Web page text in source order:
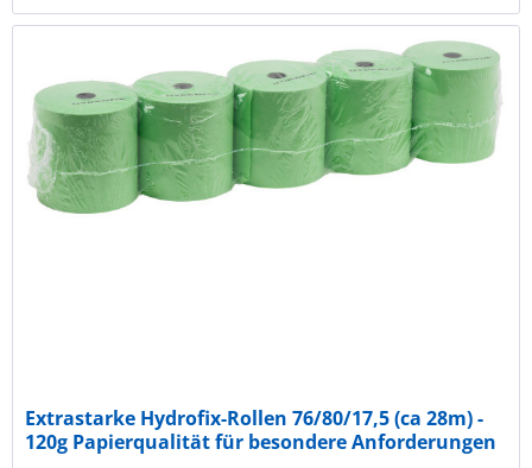
Extrastarke Hydrofix-Rollen 76/80/17,5 (ca 28m) -
120g Papierqualität für besondere Anforderungen